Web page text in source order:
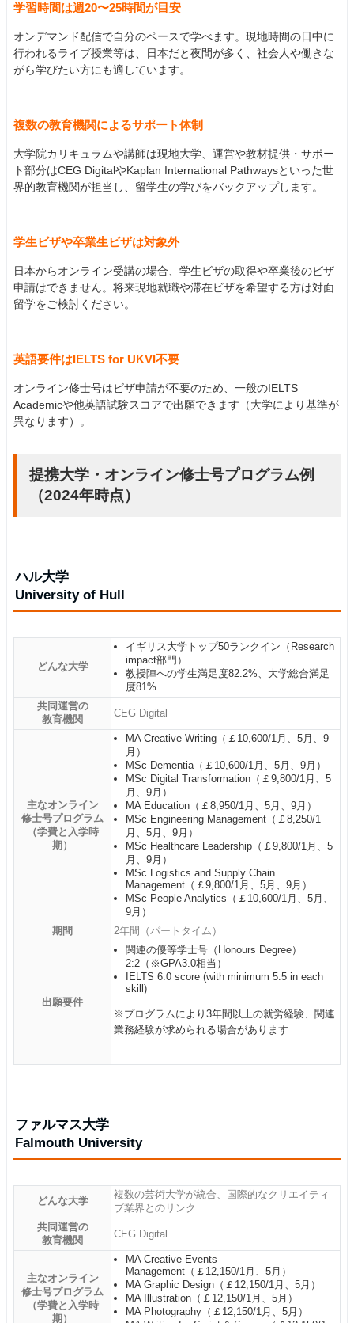
学習時間は週20〜25時間が目安
オンデマンド配信で自分のペースで学べます。現地時間の日中に
行われるライブ授業等は、日本だと夜間が多く、社会人や働きな
がら学びたい方にも適しています。
複数の教育機関によるサポート体制
大学院カリキュラムや講師は現地大学、運営や教材提供・サポー
ト部分はCEG DigitalやKaplan International Pathwaysといった世
界的教育機関が担当し、留学生の学びをバックアップします。
学生ビザや卒業生ビザは対象外
日本からオンライン受講の場合、学生ビザの取得や卒業後のビザ
申請はできません。将来現地就職や滞在ビザを希望する方は対面
留学をご検討ください。
英語要件はIELTS for UKVI不要
オンライン修士号はビザ申請が不要のため、一般のIELTS
Academicや他英語試験スコアで出願できます（大学により基準が
異なります）。
提携大学・オンライン修士号プログラム例
（2024年時点）
ハル大学
University of Hull
どんな大学
イギリス大学トップ50ランクイン（Research
impact部門）
教授陣への学生満足度82.2%、大学総合満足
度81%
共同運営の
教育機関
CEG Digital
主なオンライン
修士号プログラム
（学費と入学時
期）
MA Creative Writing（￡10,600/1月、5月、9
月）
MSc Dementia（￡10,600/1月、5月、9月）
MSc Digital Transformation（￡9,800/1月、5
月、9月）
MA Education（￡8,950/1月、5月、9月）
MSc Engineering Management（￡8,250/1
月、5月、9月）
MSc Healthcare Leadership（￡9,800/1月、5
月、9月）
MSc Logistics and Supply Chain
Management（￡9,800/1月、5月、9月）
MSc People Analytics（￡10,600/1月、5月、
9月）
期間
2年間（パートタイム）
出願要件
関連の優等学士号（Honours Degree）
2:2（※GPA3.0相当）
IELTS 6.0 score (with minimum 5.5 in each
skill)
※プログラムにより3年間以上の就労経験、関連
業務経験が求められる場合があります
ファルマス大学
Falmouth University
どんな大学
複数の芸術大学が統合、国際的なクリエイティ
ブ業界とのリンク
共同運営の
教育機関
CEG Digital
主なオンライン
修士号プログラム
（学費と入学時
期）
MA Creative Events
Management（￡12,150/1月、5月）
MA Graphic Design（￡12,150/1月、5月）
MA Illustration（￡12,150/1月、5月）
MA Photography（￡12,150/1月、5月）